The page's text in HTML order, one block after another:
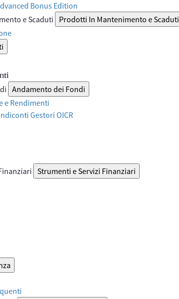
Bonus Edition
e Scaduti
Prodotti In Mantenimento e Scaduti
Andamento dei Fondi
e Rendimenti
Gestori OICR
Strumenti e Servizi Finanziari